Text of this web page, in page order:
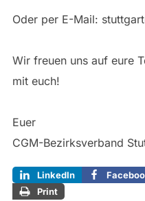
Oder per E-Mail:
Wir freuen uns auf eure
mit euch!
Euer
CGM-Bezirksverband
LinkedIn
Print